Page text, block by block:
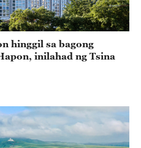
hinggil sa bagong
inilahad ng Tsina